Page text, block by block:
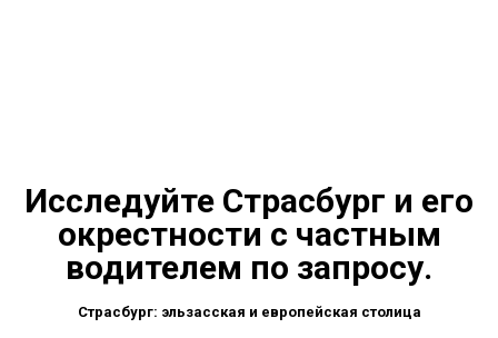
Исследуйте Страсбург и его
окрестности с частным
водителем по запросу.
Страсбург: эльзасская и европейская столица